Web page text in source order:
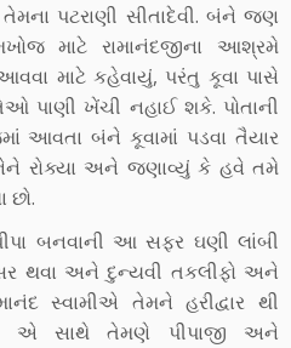
પટરાણી સીતાદેવી. બંને જણ
માટે રામાનંદજીના આશ્રમે
માટે કહેવાયું, પરંતુ કૂવા પાસે
પાણી ખેંચી નહાઈ શકે. પોતાની
આવતા બંને કૂવામાં પડવા તૈયાર
રોક્યા અને જણાવ્યું કે હવે તમે
છો.
બનવાની આ સફર ઘણી લાંબી
થવા અને દુન્યવી તકલીફો અને
સ્વામીએ તેમને હરીદ્વાર થી
એ સાથે તેમણે પીપાજી અને